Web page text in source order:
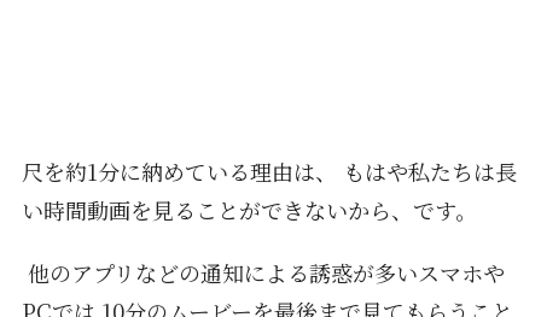
尺を約1分に納めている理由は、 もはや私たちは長
い時間動画を見ることができないから、です。
他のアプリなどの通知による誘惑が多いスマホや
PCでは 10分のムービーを最後まで見てもらうこと